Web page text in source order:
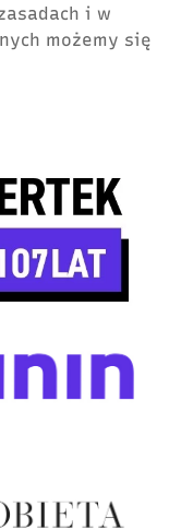
i w
możemy się